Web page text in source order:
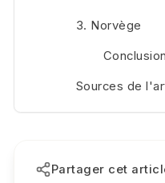
3. Norvège
Conclusion
Sources de
Partager cet